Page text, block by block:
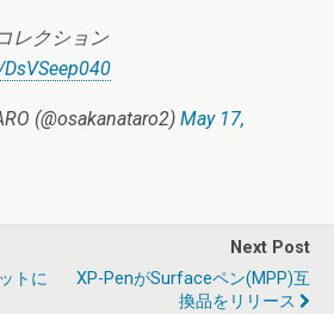
レクション
(@osakanataro2) May 17,
トに
Next Post
XP-PenがSurfaceペン(MPP)互
換品をリリース